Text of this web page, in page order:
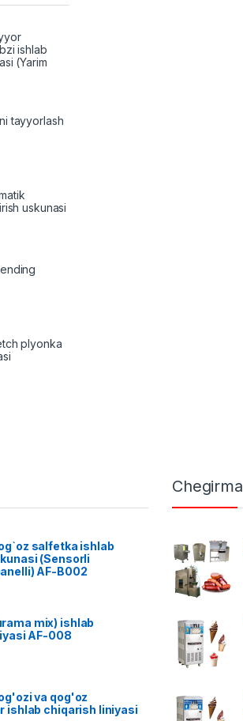
ishlab
(Yarim
tayyorlash
uskunasi
plyonka
salfetka ishlab
(Sensorli
AF-B002
mix) ishlab
AF-008
va qog'oz
ishlab chiqarish liniyasi
Chegirma